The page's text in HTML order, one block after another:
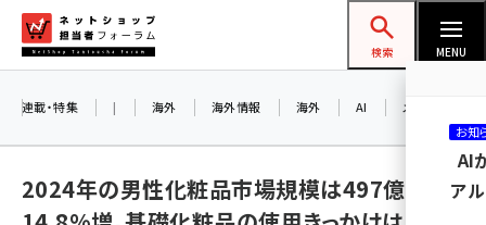
ン
ネットショップ担当者フォーラム
検索 MENU
連載・特集 | 海外 海外情報 海外 AI メタバース
2024年の男性化粧品市場規模は497億円で
お知
AI
ア